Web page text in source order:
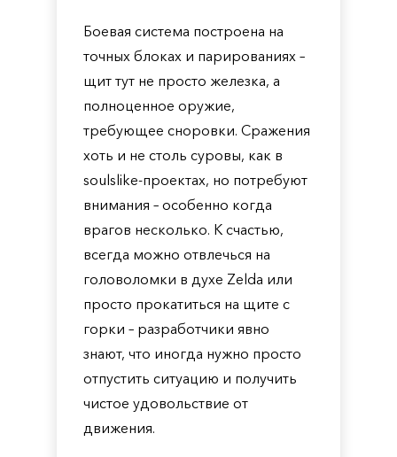
Боевая система построена на
точных блоках и парированиях –
щит тут не просто железка, а
полноценное оружие,
требующее сноровки. Сражения
хоть и не столь суровы, как в
soulslike-проектах, но потребуют
внимания – особенно когда
врагов несколько. К счастью,
всегда можно отвлечься на
головоломки в духе Zelda или
просто прокатиться на щите с
горки – разработчики явно
знают, что иногда нужно просто
отпустить ситуацию и получить
чистое удовольствие от
движения.